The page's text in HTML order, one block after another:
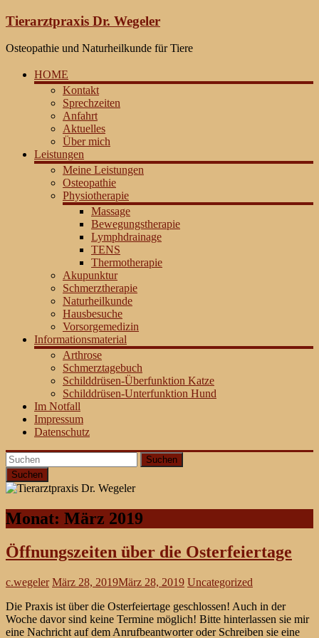
Zum
springen
Tierarztpraxis Dr. Wegeler
Osteopathie und Naturheilkunde für Tiere
HOME
Kontakt
Sprechzeiten
Anfahrt
Aktuelles
Über mich
Leistungen
Meine Leistungen
Osteopathie
Physiotherapie
Massage
Bewegungstherapie
Lymphdrainage
TENS
Thermotherapie
Akupunktur
Schmerztherapie
Naturheilkunde
Hausbesuche
Vorsorgemedizin
Informationsmaterial
Arthrose
Schmerztagebuch
Schilddrüsen-Überfunktion Katze
Schilddrüsen-Unterfunktion Hund
Im Notfall
Impressum
Datenschutz
Suchen
Monat: März 2019
Öffnungszeiten über die Osterfeiertage
c.wegeler März 28, 2019März 28, 2019 Uncategorized
Die Praxis ist über die Osterfeiertage geschlossen! Auch in der
Woche davor sind keine Termine möglich! Bitte hinterlassen sie mir
eine Nachricht auf dem Anrufbeantworter oder Schreiben sie eine